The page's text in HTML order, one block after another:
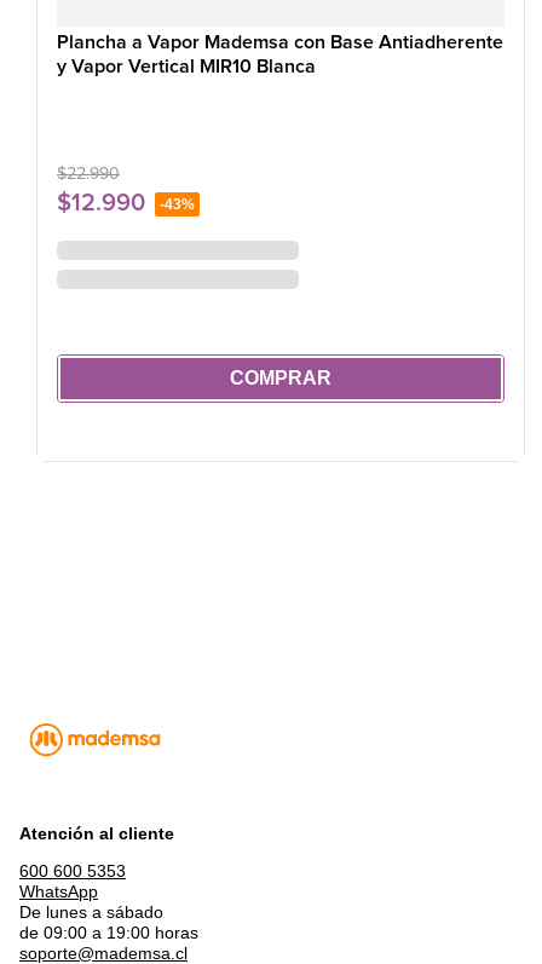
Plancha a Vapor Mademsa con Base Antiadherente
y Vapor Vertical MIR10 Blanca
$22.990
$12.990 -43%
COMPRAR
Atención al cliente
600 600 5353
WhatsApp
De lunes a sábado
de 09:00 a 19:00 horas
soporte@mademsa.cl